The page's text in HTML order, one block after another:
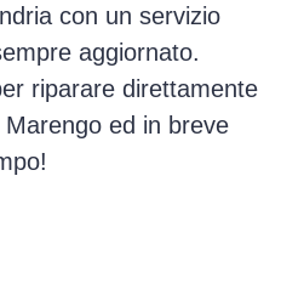
con un servizio
aggiornato.
riparare direttamente
ed in breve